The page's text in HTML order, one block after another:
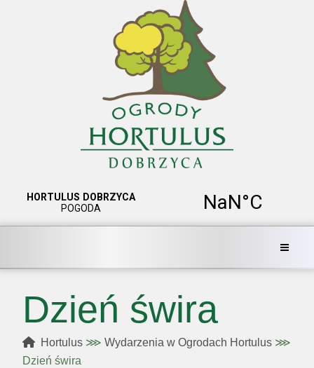
Dzień świra
Hortulus ⋙ Wydarzenia w Ogrodach Hortulus ⋙
Dzień świra